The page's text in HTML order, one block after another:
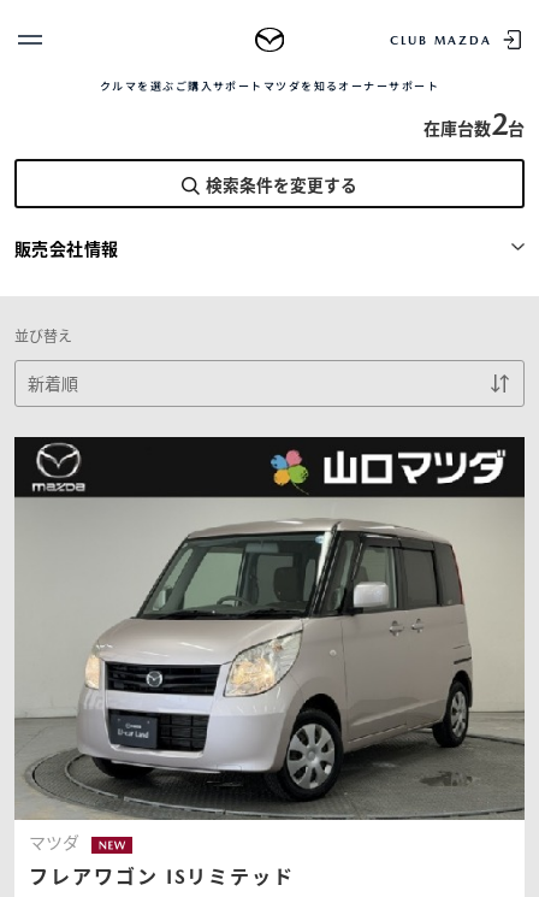
CLUB MAZDA
クルマを選ぶ ご購入サポート マツダを知る オーナーサポート
MAZDAのSUV比較
クルマ購入ガイド
カンタン見積り
販売店検索
試乗車検索
オーナーサポート
中古車
リコール情報
お問合せ/FAQ
ニュースルーム
ログイン
新規会員登録
CLUB MAZDAとは
登録情報の変更
山口マツダ株式会社
在庫台数2台
検索条件を変更する
販売会社情報
並び替え
マツダ
フレアワゴン ISリミテッド